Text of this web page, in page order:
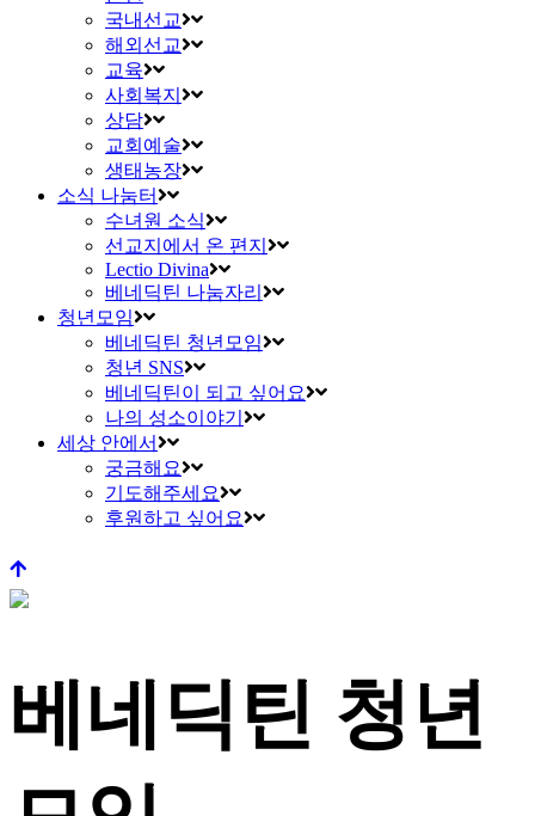
국내선교
해외선교
교육
사회복지
상담
교회예술
생태농장
소식 나눔터
수녀원 소식
선교지에서 온 편지
Lectio Divina
베네딕틴 나눔자리
청년모임
베네딕틴 청년모임
청년 SNS
베네딕틴이 되고 싶어요
나의 성소이야기
세상 안에서
궁금해요
기도해주세요
후원하고 싶어요
베네딕틴 청년